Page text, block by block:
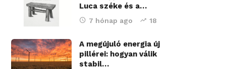
Luca széke és a…
7 hónap ago 18
A megújuló energia új
pillérei: hogyan válik
stabil…